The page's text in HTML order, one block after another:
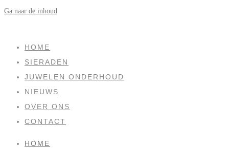
Ga naar de inhoud
HOME
SIERADEN
JUWELEN ONDERHOUD
NIEUWS
OVER ONS
CONTACT
HOME
SOLD